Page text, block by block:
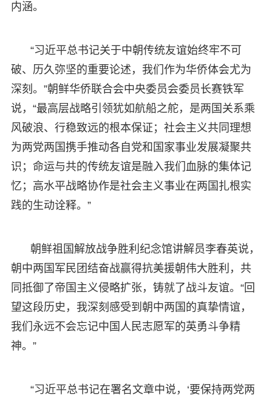
内涵。
“习近平总书记关于中朝传统友谊始终牢不可
破、历久弥坚的重要论述，我们作为华侨体会尤为
深刻。”朝鲜华侨联合会中央委员会委员长赛铁军
说，“最高层战略引领犹如航船之舵，是两国关系乘
风破浪、行稳致远的根本保证；社会主义共同理想
为两党两国携手推动各自党和国家事业发展凝聚共
识；命运与共的传统友谊是融入我们血脉的集体记
忆；高水平战略协作是社会主义事业在两国扎根实
践的生动诠释。”
朝鲜祖国解放战争胜利纪念馆讲解员李春英说，
朝中两国军民团结奋战赢得抗美援朝伟大胜利，共
同抵御了帝国主义侵略扩张，铸就了战斗友谊。“回
望这段历史，我深刻感受到朝中两国的真挚情谊，
我们永远不会忘记中国人民志愿军的英勇斗争精
神。”
“习近平总书记在署名文章中说，‘要保持两党两